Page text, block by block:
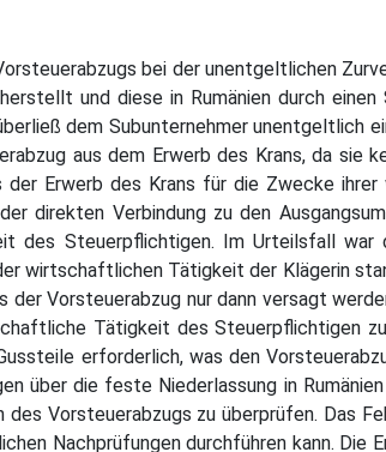
bei der unentgeltlichen
und diese in Rumänien durch einen
dem Subunternehmer unentgeltlich
aus dem Erwerb des Krans, da sie
der Erwerb des Krans für die Zwecke
direkten Verbindung zu den
des Steuerpflichtigen. Im Urteilsfall war
wirtschaftlichen Tätigkeit der Klägerin
Vorsteuerabzug nur dann versagt
Tätigkeit des Steuerpflichtigen
erforderlich, was den
über die feste Niederlassung in
Vorsteuerabzugs zu überprüfen. Das
Nachprüfungen durchführen kann. Die